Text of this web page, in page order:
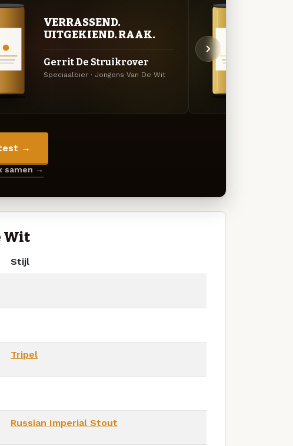
VERRASSEND.
UITGEKIEND. RAAK.
Gerrit De Struikrover
Speciaalbier · Jongens Van De Wit
→
samen →
Wit
Stijl
Tripel
Russian Imperial Stout